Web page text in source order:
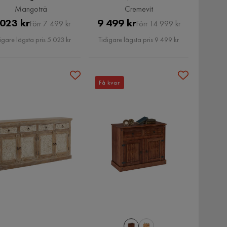
Mangoträ
Pris
krOriginal
Pris
Förr 7 499 kr
lägsta pris 5 023 kr
Cremevit
Pris
9 499 krOriginal
Pris
Förr 14 999 kr
Tidigare lägsta pris 9 499 kr
Få kvar